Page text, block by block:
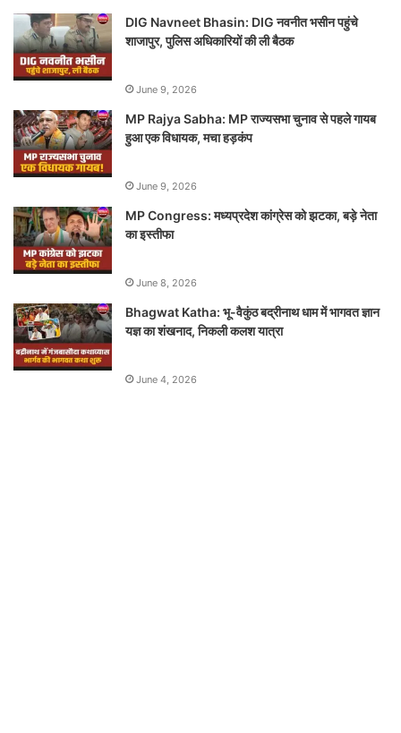
DIG Navneet Bhasin: DIG नवनीत भसीन पहुंचे
शाजापुर, पुलिस अधिकारियों की ली बैठक
June 9, 2026
MP Rajya Sabha: MP राज्यसभा चुनाव से पहले गायब
हुआ एक विधायक, मचा हड़कंप
June 9, 2026
MP Congress: मध्यप्रदेश कांग्रेस को झटका, बड़े नेता
का इस्तीफा
June 8, 2026
Bhagwat Katha: भू-वैकुंठ बद्रीनाथ धाम में भागवत ज्ञान
यज्ञ का शंखनाद, निकली कलश यात्रा
June 4, 2026